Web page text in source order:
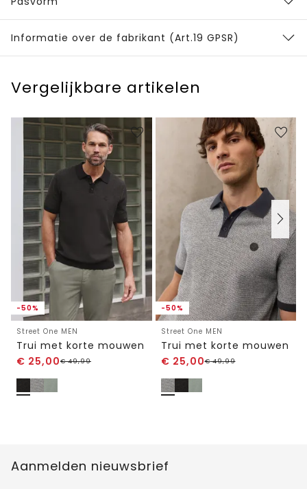
Informatie over de fabrikant (Art.19 GPSR)
Vergelijkbare artikelen
-50%
Street One MEN
Trui met korte mouwen
€ 25,00€49,99
-50%
Street One MEN
Trui met korte mouwen
€ 25,00€49,99
Aanmelden nieuwsbrief